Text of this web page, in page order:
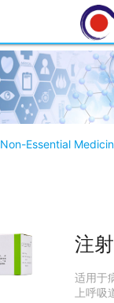
Non-Essential
注
适用于
上呼吸